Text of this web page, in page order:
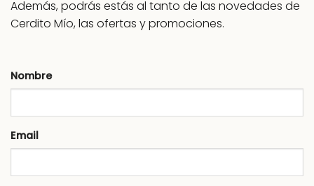
de
Además, podrás estás al tanto de las novedades de
Cerdito Mío, las ofertas y promociones.
Nombre
Email